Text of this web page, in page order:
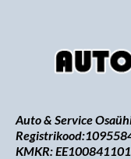
Auto & Service
KMKR: EE100841101